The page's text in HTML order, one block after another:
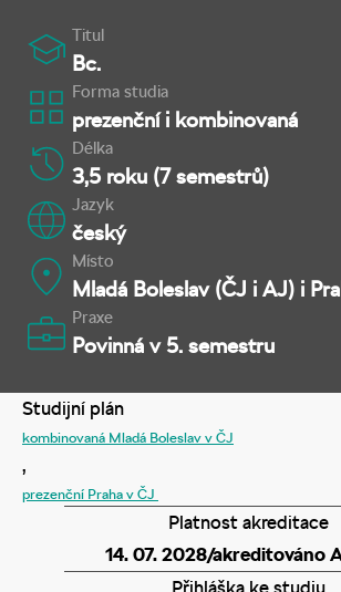
Titul
Bc.
Forma studia
prezenční i kombinovaná
Délka
3,5 roku (7 semestrů)
Jazyk
český
Místo
Mladá Boleslav (ČJ i AJ) i
Praxe
Povinná v 5. semestru
Studijní plán
kombinovaná Mladá Boleslav v ČJ
,
prezenční Praha v ČJ
Platnost akreditace
14. 07. 2028/akreditováno
Přihláška ke studiu